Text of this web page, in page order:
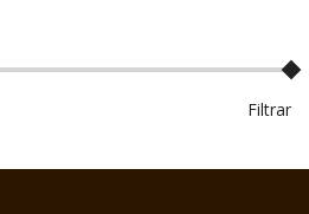
Filtrar